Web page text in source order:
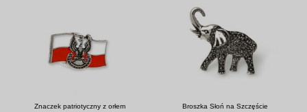
Znaczek patriotyczny z orłem Broszka Słoń na Szczęście